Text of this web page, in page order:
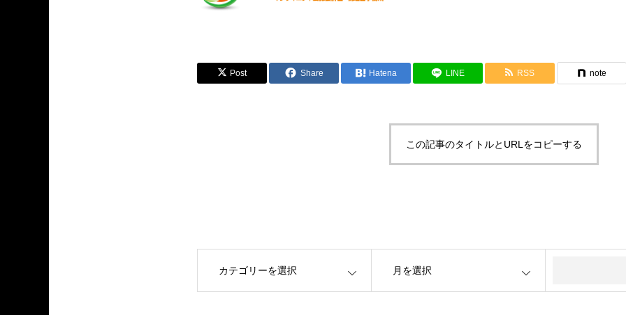
Post Share Hatena LINE RSS note
この記事のタイトルとURLをコピーする